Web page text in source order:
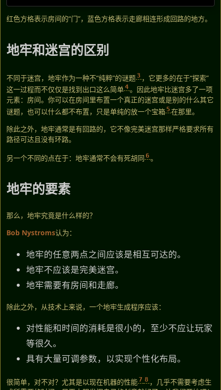
红色方格表示房间的“门”，蓝色方格表示走廊相连形成回路的地方。
地牢和迷宫的区别
不同于迷宫，地牢作为一种不“纯粹”的谜题3 ，它更多的在于“探索”
这一过程而不仅仅是找到出口这么简单4。因此地牢比迷宫多了一项
元素：房间。你可以在房间里布置一个真正的迷宫或是别的什么其它
谜题，也可以什么都不布置，只是单纯的放一个宝箱 5 在那里。
除此之外，地牢通常是有回路的，它不像完美迷宫那样严格要求所有
路径可达且没有环路。
另一个不同的点在于：地牢通常不会有死胡同 6 。
地牢的要素
那么，地牢究竟是什么样的？
Bob Nystroms认为：
地牢的任意两点之间应该是相互可达的。
地牢不应该是完美迷宫。
地牢需要有房间和走廊。
除此之外，从技术上来说，一个地牢生成程序应该：
对性能和时间的消耗是很小的，至少不应让玩家
等很久。
具有大量可调参数，以实现个性化布局。
很简单，对不对？尤其是以现在机器的性能 7 8 ，几乎不需要考虑生